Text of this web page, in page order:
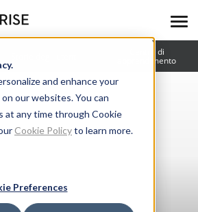
and enhance your
our websites. You can
at any time through Cookie
Cookie Policyto learn more.
Preferences
Centro di
apprendimento
Sicurezza sui droni di livello superiore: Atterraggio di emergenza a 3 eliche su M300 RTK